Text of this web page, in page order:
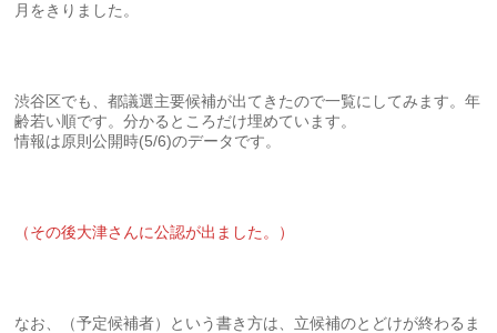
月をきりました。
渋谷区でも、都議選主要候補が出てきたので一覧にしてみます。年
齢若い順です。分かるところだけ埋めています。
情報は原則公開時(5/6)のデータです。
（その後大津さんに公認が出ました。）
なお、（予定候補者）という書き方は、立候補のとどけが終わるま